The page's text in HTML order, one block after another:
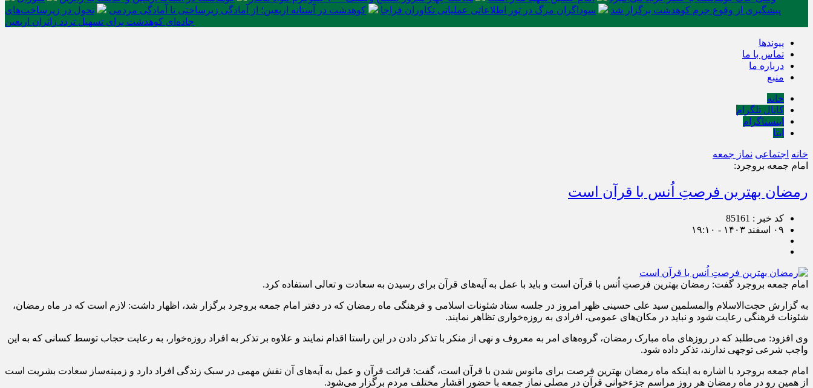
پیشگیری از وقوع جرم کوهدشت برگزار شد
سوداگران مرگ در تور اطلاعاتی عملیاتی تکاوران فراجا کوهدشت در آستانه اربعین؛ از آمادگی زیرساختی تا آمادگی مردمی
تحول در زیرساخت‌های
جاده‌ای کوهدشت برای تسهیل تردد زائران اربعین
پیوندها
تماس با ما
درباره ما
منبع
خانه
کانال تلگرام
اینستاگرام
ایتا
خانه اجتماعی نماز جمعه
امام جمعه بروجرد:
رمضان بهترین فرصتِ اُنس با قرآن است
کد خبر : 85161
۰۹ اسفند ۱۴۰۳ - ۱۹:۱۰
امام جمعه بروجرد گفت: رمضان بهترین فرصتِ اُنس با قرآن است و باید با عمل به آیه‌های قرآن برای رسیدن به سعادت و تعالی استفاده کرد.
به گزارش حجت‌الاسلام والمسلمین سید علی حسینی ظهر امروز در جلسه ستاد شئونات اسلامی و فرهنگی ماه رمضان که در دفتر امام جمعه بروجرد برگزار شد، اظهار داشت: لازم است که در ماه رمضان،
شئونات فرهنگی رعایت شود و نباید در مکان‌های عمومی، افرادی به روزه‌خواری تظاهر نمایند.
وی افزود: می‌طلبد که در روزهای ماه مبارک رمضان، گروه‌های امر به معروف و نهی از منکر با تذکر دادن در این راستا اقدام نمایند و علاوه بر تذکر به افراد روزه‌خوار، به رعایت حجاب توسط کسانی که به این
واجب شرعی توجهی ندارند، تذکر داده شود.
امام جمعه بروجرد با اشاره به اینکه ماه رمضان بهترین فرصت برای مانوس شدن با قرآن است، گفت: قرائت قرآن و عمل به آیه‌های آن نقش مهمی در سبک زندگی افراد دارد و زمینه‌ساز سعادت بشریت است
از همین رو در ماه رمضان هر روز مراسم جزء‌خوانی قرآن در مصلی نماز جمعه با حضور اقشار مختلف مردم برگزار می‌شود.